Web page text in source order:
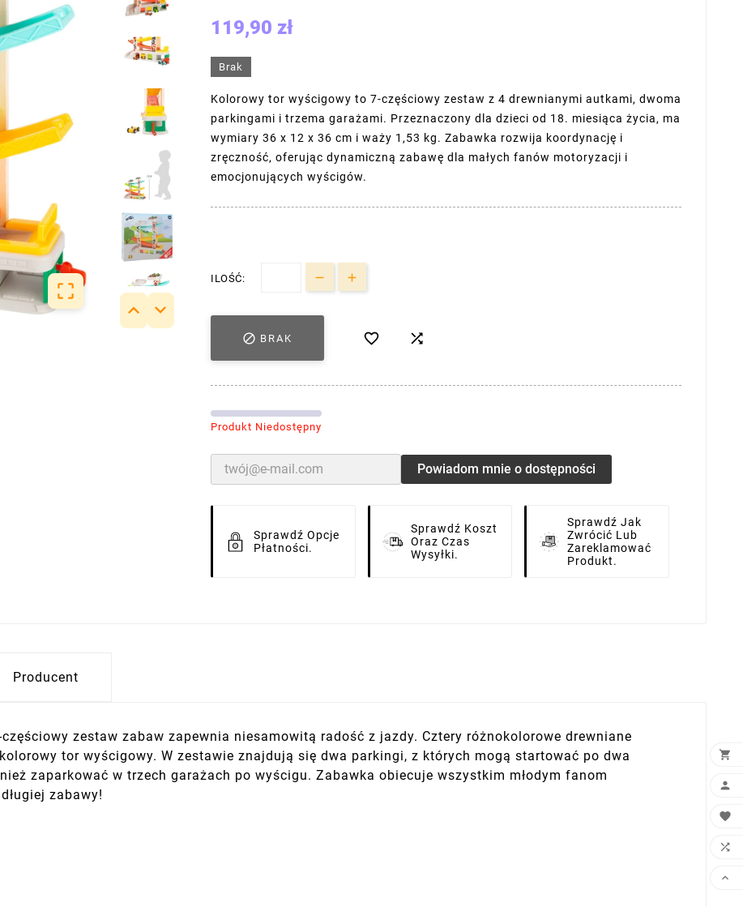

 
119,90 zł
Brak
Kolorowy tor wyścigowy to 7-częściowy zestaw z 4 drewnianymi autkami, dwoma
parkingami i trzema garażami. Przeznaczony dla dzieci od 18. miesiąca życia, ma
wymiary 36 x 12 x 36 cm i waży 1,53 kg. Zabawka rozwija koordynację i
zręczność, oferując dynamiczną zabawę dla małych fanów motoryzacji i
emocjonujących wyścigów.
ILOŚĆ:
 BRAK  
Produkt Niedostępny
Powiadom mnie o dostępności
Sprawdź Opcje
Płatności.
Sprawdź Koszt
Oraz Czas
Wysyłki.
Sprawdź Jak
Zwrócić Lub
Zareklamować
Produkt.
Producent
zestaw zabaw zapewnia niesamowitą radość z jazdy. Cztery różnokolorowe drewniane
tor wyścigowy. W zestawie znajdują się dwa parkingi, z których mogą startować po dwa
zaparkować w trzech garażach po wyścigu. Zabawka obiecuje wszystkim młodym fanom
zabawy!




